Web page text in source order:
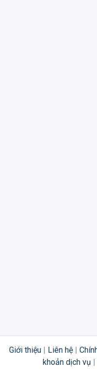
Giới thiệu | Liên hệ |
khoản dịch vụ